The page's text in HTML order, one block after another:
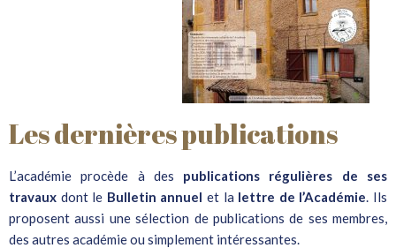
Les dernières publications
L’académie procède à des publications régulières de ses
travaux dont le Bulletin annuel et la lettre de l’Académie. Ils
proposent aussi une sélection de publications de ses membres,
des autres académie ou simplement intéressantes.